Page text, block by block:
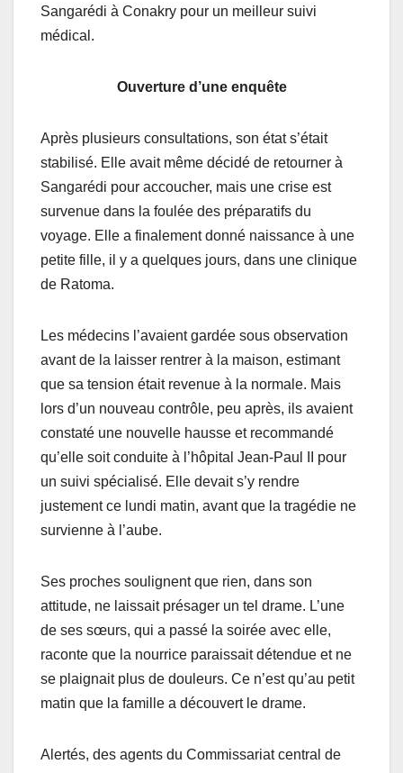
Sangarédi à Conakry pour un meilleur suivi
médical.
Ouverture d’une enquête
Après plusieurs consultations, son état s’était
stabilisé. Elle avait même décidé de retourner à
Sangarédi pour accoucher, mais une crise est
survenue dans la foulée des préparatifs du
voyage. Elle a finalement donné naissance à une
petite fille, il y a quelques jours, dans une clinique
de Ratoma.
Les médecins l’avaient gardée sous observation
avant de la laisser rentrer à la maison, estimant
que sa tension était revenue à la normale. Mais
lors d’un nouveau contrôle, peu après, ils avaient
constaté une nouvelle hausse et recommandé
qu’elle soit conduite à l’hôpital Jean-Paul II pour
un suivi spécialisé. Elle devait s’y rendre
justement ce lundi matin, avant que la tragédie ne
survienne à l’aube.
Ses proches soulignent que rien, dans son
attitude, ne laissait présager un tel drame. L’une
de ses sœurs, qui a passé la soirée avec elle,
raconte que la nourrice paraissait détendue et ne
se plaignait plus de douleurs. Ce n’est qu’au petit
matin que la famille a découvert le drame.
Alertés, des agents du Commissariat central de